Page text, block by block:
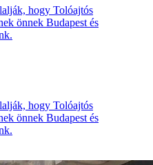
hogy Tolóajtós
önnek Budapest és
hogy Tolóajtós
önnek Budapest és